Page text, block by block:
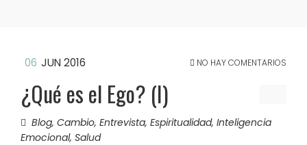
06 JUN 2016 NO HAY COMENTARIOS
¿Qué es el Ego? (I)
Blog, Cambio, Entrevista, Espiritualidad, Inteligencia
Emocional, Salud